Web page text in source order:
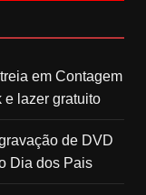
em Contagem
e lazer gratuito
de DVD
Dia dos Pais